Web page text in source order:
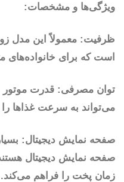
ویژگی‌ها و مشخصات:
ظرفیت: معمولاً این مدل
است که برای
توان مصرفی: قدرت موتور
می‌تواند به سرعت غذاها را
صفحه نمایش دیجیتال:
صفحه نمایش دیجیتال
زمان پخت را فراهم می‌کند.